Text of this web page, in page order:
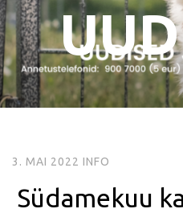
3. MAI 2022 INFO
Südamekuu